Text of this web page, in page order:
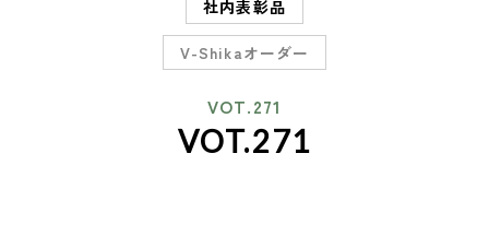
社内表彰品
V-Shikaオーダー
VOT.271
VOT.271